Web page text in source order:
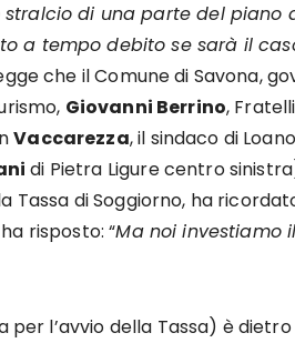
di una parte del piano
a tempo debito se sarà il
che il Comune di Savona,
Giovanni Berrino,
Vaccarezza, il sindaco di Loano
di Pietra Ligure centro
Tassa di Soggiorno, ha
ha risposto: “Ma noi investiamo
l’avvio della Tassa) è dietro